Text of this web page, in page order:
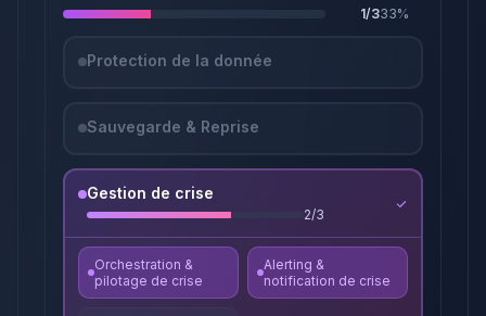
1/333%
Protection de la donnée
Sauvegarde & Reprise
Gestion de crise
2/3
Orchestration &
pilotage de crise
Alerting &
notification de crise